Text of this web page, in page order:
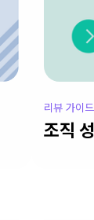
리뷰 가이
조직